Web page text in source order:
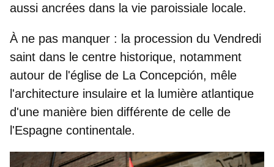
aussi ancrées dans la vie paroissiale locale.
À ne pas manquer : la procession du Vendredi
saint dans le centre historique, notamment
autour de l'église de La Concepción, mêle
l'architecture insulaire et la lumière atlantique
d'une manière bien différente de celle de
l'Espagne continentale.